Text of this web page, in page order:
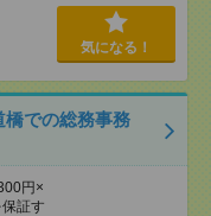
気になる！
橋での総務事務
円×
証す